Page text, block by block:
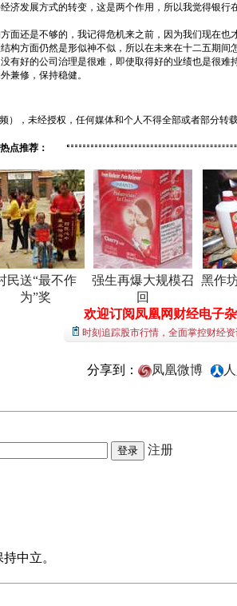
济发展方式的转变，这是两个作用，所以我觉得银
面还是不够的，我记得危机来之前，因为我们现在
构方面仍然是形似神不似，所以在未来在十二五期
有好的公司治理是很难，即使取得好的业绩也是很
兼修，保持稳健。
），未经授权，任何媒体和个人不得全部或者部分
热点推荐：
民送“最不作
为”奖
强生再爆大规模召
回
黑作
欢迎订阅凤凰网财经电子
时刻追踪股市行情，全面掌控财经资
分享到： 凤凰微博
注册
中立。